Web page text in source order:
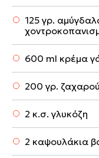
125 γρ.
600 ml κρέμα
200 γρ.
2 κ.σ. γλυκόζη
2 καψουλάκια